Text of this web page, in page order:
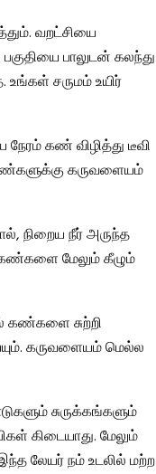
வறட்சியை
பாலுடன் கலந்து
உங்கள் சருமம் உயிர்
கண் விழித்து டீவி
கருவளையம்
நிறைய நீர் அருந்த
கண்களை மேலும் கீழும்
கண்களை சுற்றி
கருவளையம் மெல்ல
சுருக்கங்களும்
கிடையாது. மேலும்
லேயர் நம் உடலில் மற்ற